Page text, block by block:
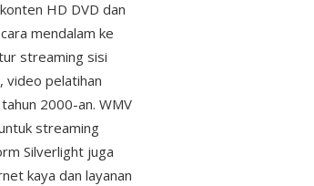
HD DVD dan
mendalam ke
streaming sisi
video pelatihan
2000-an. WMV
streaming
Silverlight juga
kaya dan layanan